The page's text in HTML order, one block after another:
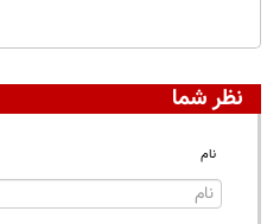
نظر شما
نام